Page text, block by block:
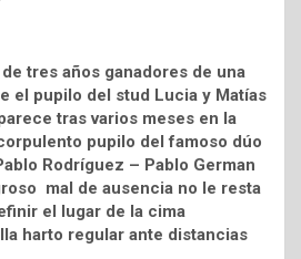
tres años ganadores de una
el pupilo del stud Lucia y Matías
tras varios meses en la
pupilo del famoso dúo
Rodríguez – Pablo German
mal de ausencia no le resta
el lugar de la cima
harto regular ante distancias